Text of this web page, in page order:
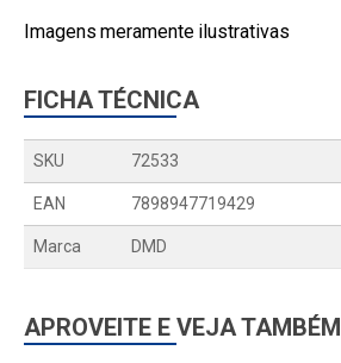
Imagens meramente ilustrativas
FICHA TÉCNICA
SKU 72533
EAN 7898947719429
Marca DMD
APROVEITE E VEJA TAMBÉM